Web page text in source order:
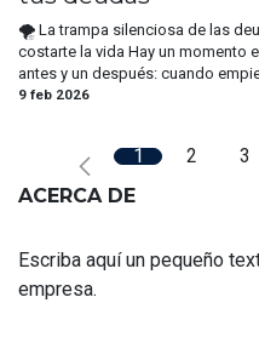
🌪️ La trampa silenciosa de las
costarte la vida Hay un momento
antes y un después: cuando
9 feb 2026
1 2 3
ACERCA DE
Escriba aquí un pequeño
empresa.